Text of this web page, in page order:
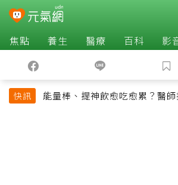
焦點 養生 醫療 百科 影
快訊
能量棒、提神飲愈吃愈累？醫